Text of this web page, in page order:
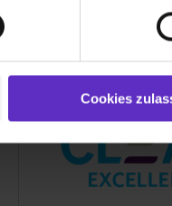
die du ihnen
bist du auch damit
erteilen. Willst du nur
auf „Auswahl erlauben“.
Cookies